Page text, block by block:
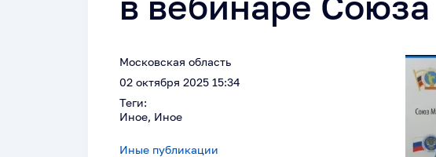
Московская область
02 октября 2025 15:34
Теги:
Иное, Иное
Иные публикации